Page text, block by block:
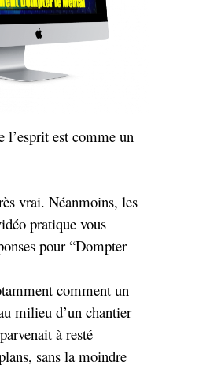
l’esprit est comme un
vrai. Néanmoins, les
pratique vous
pour “Dompter
comment un
milieu d’un chantier
à resté
sans la moindre